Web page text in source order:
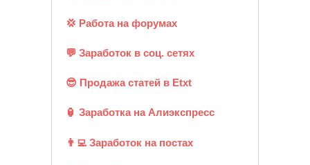
💢 Работа на форумах
💬 Заработок в соц. сетях
😎 Продажа статей в Etxt
🏮 Заработка на Алиэкспресс
👨‍💻 Заработок на постах